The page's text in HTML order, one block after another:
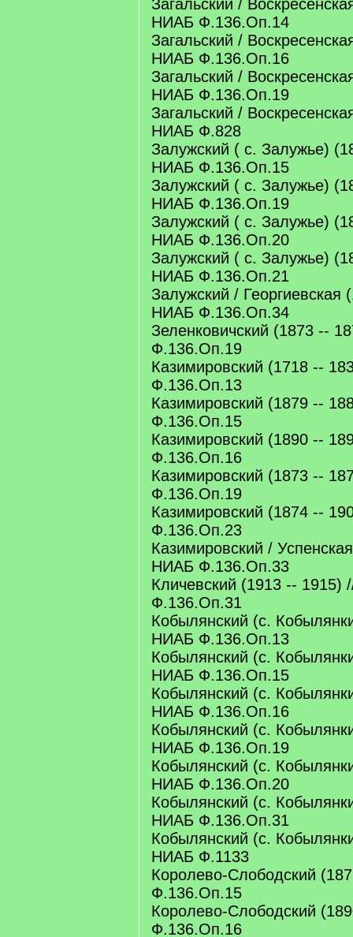
Загальский /
НИАБ Ф.136.Оп.14
Загальский /
НИАБ Ф.136.Оп.16
Загальский /
НИАБ Ф.136.Оп.19
Загальский /
НИАБ Ф.828
Залужский ( с. Залужье)
НИАБ Ф.136.Оп.15
Залужский ( с. Залужье)
НИАБ Ф.136.Оп.19
Залужский ( с. Залужье)
НИАБ Ф.136.Оп.20
Залужский ( с. Залужье)
НИАБ Ф.136.Оп.21
Залужский / Георгиевская
НИАБ Ф.136.Оп.34
Зеленковичский (1873 --
Ф.136.Оп.19
Казимировский (1718 --
Ф.136.Оп.13
Казимировский (1879 --
Ф.136.Оп.15
Казимировский (1890 --
Ф.136.Оп.16
Казимировский (1873 --
Ф.136.Оп.19
Казимировский (1874 --
Ф.136.Оп.23
Казимировский /
НИАБ Ф.136.Оп.33
Кличевский (1913 --
Ф.136.Оп.31
Кобылянский (с.
НИАБ Ф.136.Оп.13
Кобылянский (с.
НИАБ Ф.136.Оп.15
Кобылянский (с.
НИАБ Ф.136.Оп.16
Кобылянский (с.
НИАБ Ф.136.Оп.19
Кобылянский (с.
НИАБ Ф.136.Оп.20
Кобылянский (с.
НИАБ Ф.136.Оп.31
Кобылянский (с.
НИАБ Ф.1133
Королево-Слободский
Ф.136.Оп.15
Королево-Слободский
Ф.136.Оп.16